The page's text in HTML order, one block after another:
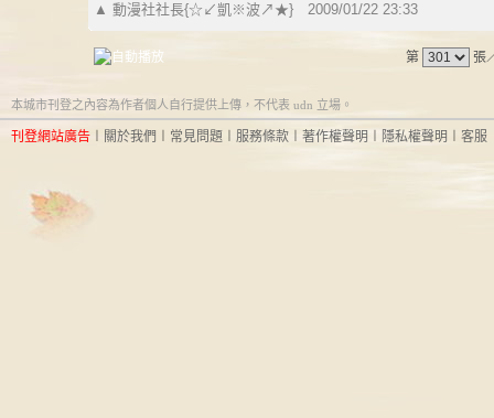
▲ 動漫社社長{☆↙凱※波↗★} 2009/01/22 23:33
第 張
本城市刊登之內容為作者個人自行提供上傳，不代表 udn 立場。
刊登網站廣告 關於我們 常見問題 服務條款 著作權聲明 隱私權聲明 客服